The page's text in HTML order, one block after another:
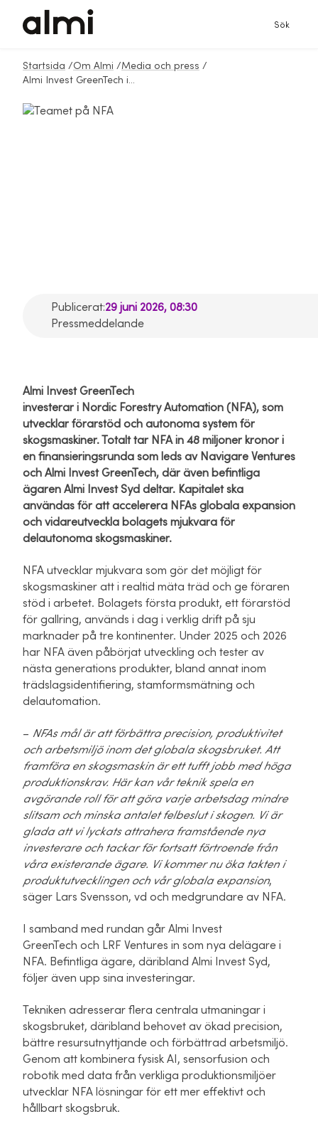
Sök
Startsida /Om Almi /Media och press /
Almi Invest GreenTech investerar i NFA – tar in 48 miljoner till fysisk AI för skogsmaskiner
Publicerat:29 juni 2026, 08:30
Pressmeddelande
Almi Invest GreenTech
investerar i Nordic Forestry Automation (NFA), som
utvecklar förarstöd och autonoma system för
skogsmaskiner. Totalt tar NFA in 48 miljoner kronor i
en finansieringsrunda som leds av Navigare Ventures
och Almi Invest GreenTech, där även befintliga
ägaren Almi Invest Syd deltar. Kapitalet ska
användas för att accelerera NFAs globala expansion
och vidareutveckla bolagets mjukvara för
delautonoma skogsmaskiner.
NFA utvecklar mjukvara som gör det möjligt för
skogsmaskiner att i realtid mäta träd och ge föraren
stöd i arbetet. Bolagets första produkt, ett förarstöd
för gallring, används i dag i verklig drift på sju
marknader på tre kontinenter. Under 2025 och 2026
har NFA även påbörjat utveckling och tester av
nästa generations produkter, bland annat inom
trädslagsidentifiering, stamformsmätning och
delautomation.
– NFAs mål är att förbättra precision, produktivitet
och arbetsmiljö inom det globala skogsbruket. Att
framföra en skogsmaskin är ett tufft jobb med höga
produktionskrav. Här kan vår teknik spela en
avgörande roll för att göra varje arbetsdag mindre
slitsam och minska antalet felbeslut i skogen. Vi är
glada att vi lyckats attrahera framstående nya
investerare och tackar för fortsatt förtroende från
våra existerande ägare. Vi kommer nu öka takten i
produktutvecklingen och vår globala expansion,
säger Lars Svensson, vd och medgrundare av NFA.
I samband med rundan går Almi Invest
GreenTech och LRF Ventures in som nya delägare i
NFA. Befintliga ägare, däribland Almi Invest Syd,
följer även upp sina investeringar.
Tekniken adresserar flera centrala utmaningar i
skogsbruket, däribland behovet av ökad precision,
bättre resursutnyttjande och förbättrad arbetsmiljö.
Genom att kombinera fysisk AI, sensorfusion och
robotik med data från verkliga produktionsmiljöer
utvecklar NFA lösningar för ett mer effektivt och
hållbart skogsbruk.